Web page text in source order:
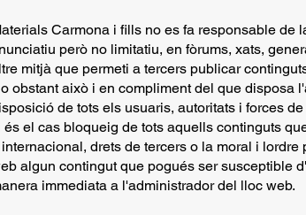
Carmona i fills no es fa responsable de
però no limitatiu, en fòrums, xats,
mitjà que permeti a tercers publicar
obstant això i en compliment del que disposa
de tots els usuaris, autoritats i forces
és el cas bloqueig de tots aquells continguts
drets de tercers o la moral i
algun contingut que pogués ser susceptible
immediata a l'administrador del lloc web.